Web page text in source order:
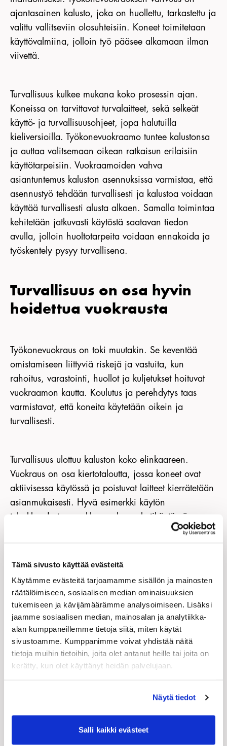
Tämä sivusto käyttää evästeitä
Käytämme evästeitä tarjoamamme sisällön ja mainosten
räätälöimiseen, sosiaalisen median ominaisuuksien
tukemiseen ja kävijämäärämme analysoimiseen. Lisäksi
jaamme sosiaalisen median, mainosalan ja analytiikka-
alan kumppaneillemme tietoja siitä, miten käytät
sivustoamme. Kumppanimme voivat yhdistää näitä
tietoja muihin tietoihin, joita olet antanut heille tai joita on
kerätty, kun olet käyttänyt heidän palvelujaan.
Näytä tiedot
Salli kaikki evästeet
ajantasainen kalusto, joka on huollettu, tarkastettu ja
valittu vallitseviin olosuhteisiin. Koneet toimitetaan
käyttövalmiina, jolloin työ pääsee alkamaan ilman
viivettä.
Turvallisuus kulkee mukana koko prosessin ajan.
Koneissa on tarvittavat turvalaitteet, sekä selkeät
käyttö- ja turvallisuusohjeet, jopa halutuilla
kieliversioilla. Työkonevuokraamo tuntee kalustonsa
ja auttaa valitsemaan oikean ratkaisun erilaisiin
käyttötarpeisiin. Vuokraamoiden vahva
asiantuntemus kaluston asennuksissa varmistaa, että
asennustyö tehdään turvallisesti ja kalustoa voidaan
käyttää turvallisesti alusta alkaen. Samalla toimintaa
kehitetään jatkuvasti käytöstä saatavan tiedon
avulla, jolloin huoltotarpeita voidaan ennakoida ja
työskentely pysyy turvallisena.
Turvallisuus on osa hyvin
hoidettua vuokrausta
Työkonevuokraus on toki muutakin. Se keventää
omistamiseen liittyviä riskejä ja vastuita, kun
rahoitus, varastointi, huollot ja kuljetukset hoituvat
vuokraamon kautta. Koulutus ja perehdytys taas
varmistavat, että koneita käytetään oikein ja
turvallisesti.
Turvallisuus ulottuu kaluston koko elinkaareen.
Vuokraus on osa kiertotaloutta, jossa koneet ovat
aktiivisessa käytössä ja poistuvat laitteet kierrätetään
asianmukaisesti. Hyvä esimerkki käytön
tehokkuudesta on akkuporakone: kotikäytössä sen
todelliset käyttötunnit voivat koko elinkaaren aikana
ajoneuvojen kiertotalousasetuksessa, jossa korostuvat
osien uudelleenkäyttö, korjattavuus ja materiaalien
kierrätettävyys.
Kaluston kehittyessä myös turvallisuusvaatimukset
muuttuvat. Erityisesti uusien käyttövoimien myötä
ajan. Esimerkiksi akkujen turvallinen varastointi,